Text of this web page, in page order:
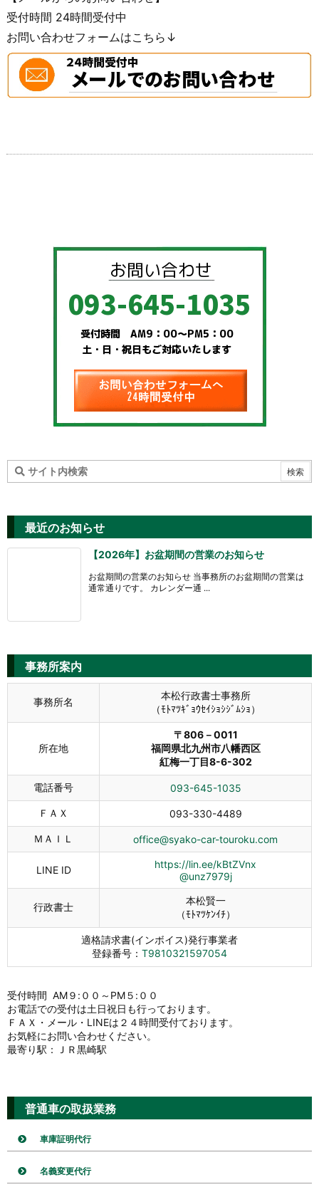
受付時間 24時間受付中
お問い合わせフォームはこちら↓
最近のお知らせ
【2026年】お盆期間の営業のお知らせ
お盆期間の営業のお知らせ 当事務所のお盆期間の営業は
通常通りです。 カレンダー通 ...
事務所案内
事務所名
本松行政書士事務所
（ﾓﾄﾏﾂｷﾞｮｳｾｲｼｮｼｼﾞﾑｼｮ）
所在地
〒806－0011
福岡県北九州市八幡西区
紅梅一丁目8-6-302
電話番号 093-645-1035
ＦＡＸ 093-330-4489
ＭＡＩＬ office@syako-car-touroku.com
LINE ID
https://lin.ee/kBtZVnx
@unz7979j
行政書士
本松賢一
（ﾓﾄﾏﾂｹﾝｲﾁ）
適格請求書(インボイス)発行事業者
登録番号： T9810321597054
受付時間 AM９:００～PM５:００
お電話での受付は土日祝日も行っております。
ＦＡＸ・メール・LINEは２４時間受付ております。
お気軽にお問い合わせください。
最寄り駅：ＪＲ黒崎駅
普通車の取扱業務
車庫証明代行
名義変更代行